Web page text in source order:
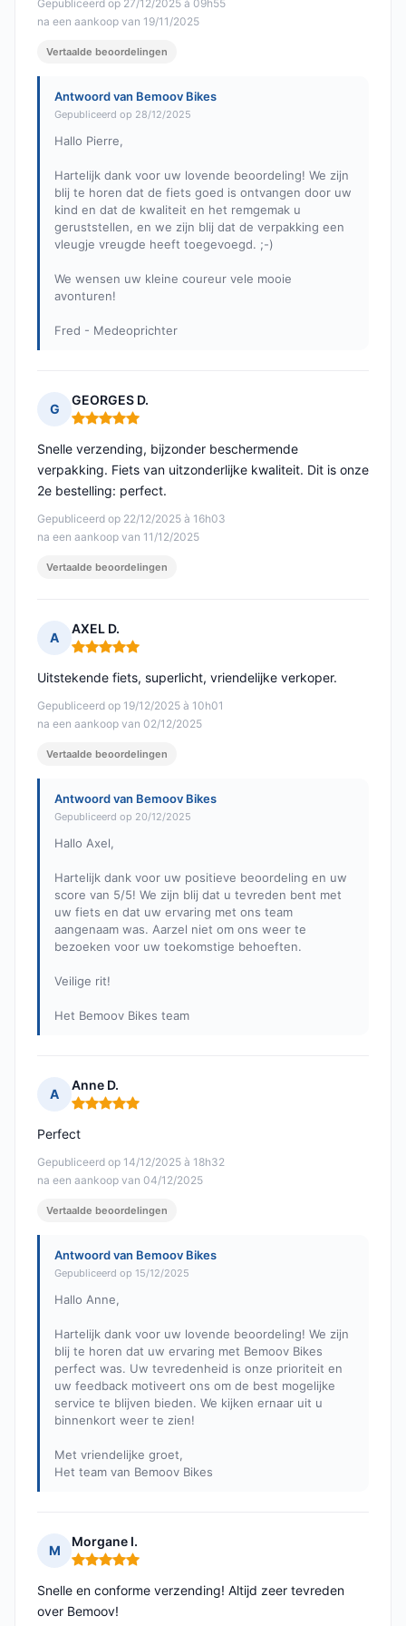
Gepubliceerd op 27/12/2025 à 09h55
na een aankoop van 19/11/2025
Vertaalde beoordelingen
Antwoord van Bemoov Bikes
Gepubliceerd op 28/12/2025
Hallo Pierre,
Hartelijk dank voor uw lovende beoordeling! We zijn
blij te horen dat de fiets goed is ontvangen door uw
kind en dat de kwaliteit en het remgemak u
geruststellen, en we zijn blij dat de verpakking een
vleugje vreugde heeft toegevoegd. ;-)
We wensen uw kleine coureur vele mooie
avonturen!
Fred - Medeoprichter
G
GEORGES D.
Opmerking: 5 van 5
Gepubliceerd op 22/12/2025 à 16h03
na een aankoop van 11/12/2025
Snelle verzending, bijzonder beschermende
verpakking. Fiets van uitzonderlijke kwaliteit. Dit is onze
2e bestelling: perfect.
Vertaalde beoordelingen
A
AXEL D.
Opmerking: 5 van 5
Gepubliceerd op 19/12/2025 à 10h01
na een aankoop van 02/12/2025
Uitstekende fiets, superlicht, vriendelijke verkoper.
Vertaalde beoordelingen
Antwoord van Bemoov Bikes
Gepubliceerd op 20/12/2025
Hallo Axel,
Hartelijk dank voor uw positieve beoordeling en uw
score van 5/5! We zijn blij dat u tevreden bent met
uw fiets en dat uw ervaring met ons team
aangenaam was. Aarzel niet om ons weer te
bezoeken voor uw toekomstige behoeften.
Veilige rit!
Het Bemoov Bikes team
A
Anne D.
Opmerking: 5 van 5
Gepubliceerd op 14/12/2025 à 18h32
na een aankoop van 04/12/2025
Perfect
Vertaalde beoordelingen
Antwoord van Bemoov Bikes
Gepubliceerd op 15/12/2025
Hallo Anne,
Hartelijk dank voor uw lovende beoordeling! We zijn
blij te horen dat uw ervaring met Bemoov Bikes
perfect was. Uw tevredenheid is onze prioriteit en
uw feedback motiveert ons om de best mogelijke
service te blijven bieden. We kijken ernaar uit u
binnenkort weer te zien!
Met vriendelijke groet,
Het team van Bemoov Bikes
M
Morgane I.
Opmerking: 5 van 5
Snelle en conforme verzending! Altijd zeer tevreden
over Bemoov!